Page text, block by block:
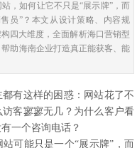
，如何让它不只是“展示牌”，而
员”？本文从设计策略、内容规
四大维度，全面解析海口营销型
助海南企业打造真正能获客、能
有这样的困惑：网站花了不
客寥寥无几？为什么客户看
一个咨询电话？
可能只是一个“展示牌”，而